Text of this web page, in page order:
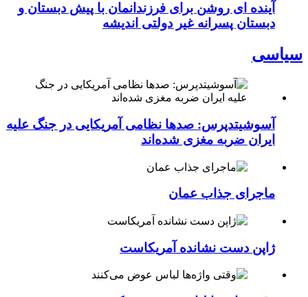
آینده ای روشن برای فرزندانمان با پیش دبستان و
دبستان پسرانه غیر دولتی اندیشه
سیاسی
آسوشیتدپرس: صدها نظامی آمریکایی در جنگ علیه
ایران ضربه مغزی شده‌اند
ماجرای جذاب عمان
ژاپن دست نشانده آمریکاست